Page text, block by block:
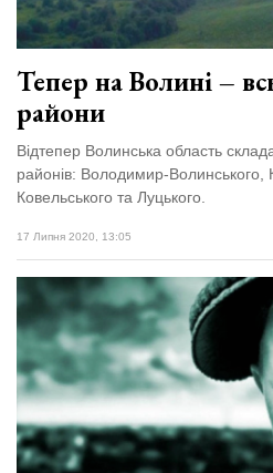
Тепер на Волині –
райони
Відтепер Волинська область
районів: Володимир-Волинського,
Ковельського та Луцького.
17 Липня 2020, 13:05